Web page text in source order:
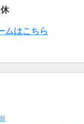
ムはこちら